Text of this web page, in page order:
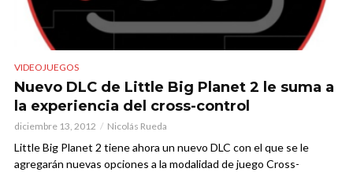
VIDEOJUEGOS
Nuevo DLC de Little Big Planet 2 le suma a
la experiencia del cross-control
diciembre 13, 2012 Nicolás Rueda
Little Big Planet 2 tiene ahora un nuevo DLC con el que se le
agregarán nuevas opciones a la modalidad de juego Cross-